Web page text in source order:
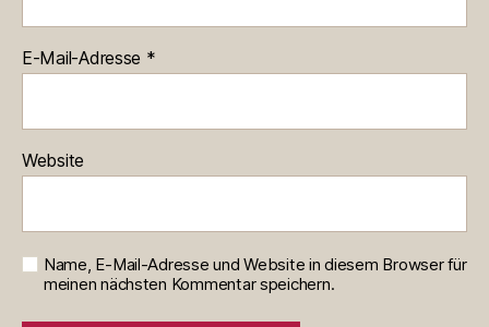
E-Mail-Adresse *
Website
Name, E-Mail-Adresse und Website in diesem Browser für
meinen nächsten Kommentar speichern.